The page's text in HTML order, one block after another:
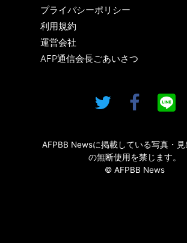
プライバシーポリシー
利用規約
運営会社
AFP通信会長ごあいさつ
AFPBB Newsに掲載している写真・
の無断使用を禁じます。
© AFPBB News